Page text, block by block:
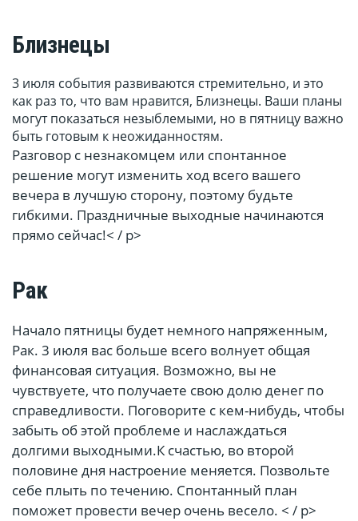
Близнецы
3 июля события развиваются стремительно, и это
как раз то, что вам нравится, Близнецы. Ваши планы
могут показаться незыблемыми, но в пятницу важно
быть готовым к неожиданностям.
Разговор с незнакомцем или спонтанное
решение могут изменить ход всего вашего
вечера в лучшую сторону, поэтому будьте
гибкими. Праздничные выходные начинаются
прямо сейчас!< / p>
Рак
Начало пятницы будет немного напряженным,
Рак. 3 июля вас больше всего волнует общая
финансовая ситуация. Возможно, вы не
чувствуете, что получаете свою долю денег по
справедливости. Поговорите с кем-нибудь, чтобы
забыть об этой проблеме и наслаждаться
долгими выходными.К счастью, во второй
половине дня настроение меняется. Позвольте
себе плыть по течению. Спонтанный план
поможет провести вечер очень весело. < / p>